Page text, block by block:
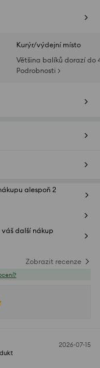
Kurýr/výdejní místo
Většina balíků dorazí do
Podrobnosti >
alespoň 2
váš další nákup
Zobrazit recenze
2026-07-15